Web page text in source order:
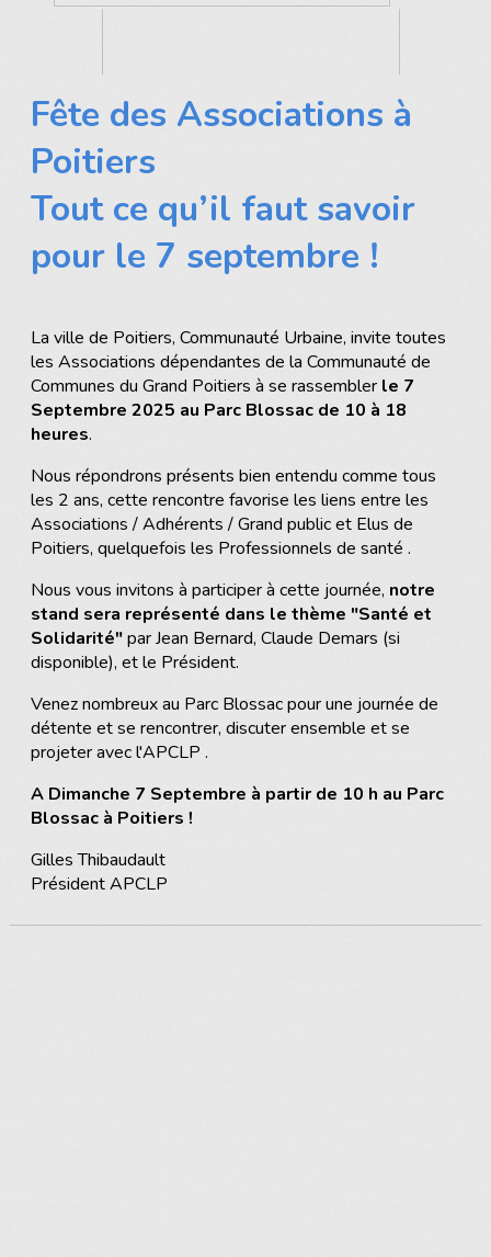
Fête des Associations à
Poitiers
Tout ce qu’il faut savoir
pour le 7 septembre !
La ville de Poitiers, Communauté Urbaine, invite toutes
les Associations dépendantes de la Communauté de
Communes du Grand Poitiers à se rassembler le 7
Septembre 2025 au Parc Blossac de 10 à 18
heures.
Nous répondrons présents bien entendu comme tous
les 2 ans, cette rencontre favorise les liens entre les
Associations / Adhérents / Grand public et Elus de
Poitiers, quelquefois les Professionnels de santé .
Nous vous invitons à participer à cette journée, notre
stand sera représenté dans le thème "Santé et
Solidarité"par Jean Bernard, Claude Demars (si
disponible), et le Président.
Venez nombreux au Parc Blossac pour une journée de
détente et se rencontrer, discuter ensemble et se
projeter avec l'APCLP .
A Dimanche 7 Septembre à partir de 10 h au Parc
Blossac à Poitiers !
Gilles Thibaudault
Président APCLP